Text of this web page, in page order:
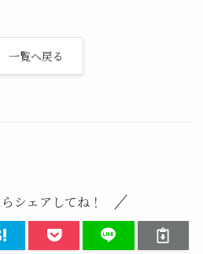
一覧へ戻る
シェアしてね！